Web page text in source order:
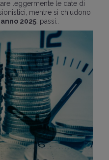
leggermente le date di
mentre si chiudono
2025: passi..